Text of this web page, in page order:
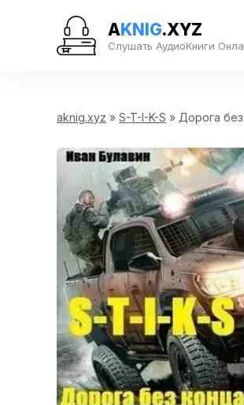
AKNIG.XYZ
Слушать АудиоКниги
aknig.xyz » S-T-I-K-S » Дорога